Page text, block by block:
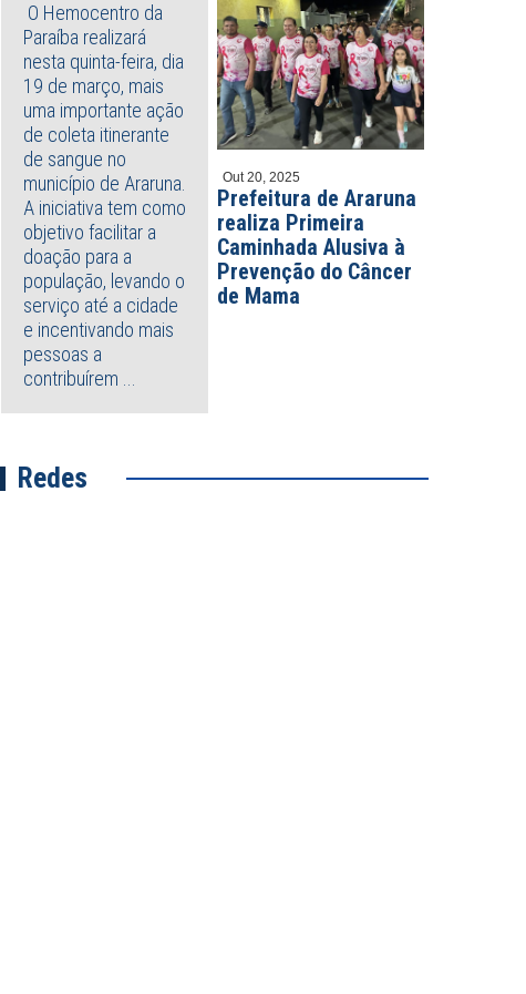
Julho 27, 2026
Processo seletivo abre 50
de nível superior; confira
O Hemocentro da
Paraíba realizará
nesta quinta-feira, dia
19 de março, mais
uma importante ação
de coleta itinerante
de sangue no
município de Araruna.
A iniciativa tem como
objetivo facilitar a
doação para a
população, levando o
serviço até a cidade
e incentivando mais
pessoas a
contribuírem ...
Out 20, 2025
Prefeitura de Araruna
realiza Primeira
Caminhada Alusiva à
Prevenção do Câncer
de Mama
Redes